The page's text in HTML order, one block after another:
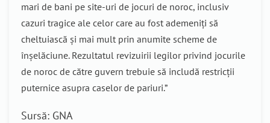
mari de bani pe site-uri de jocuri de noroc, inclusiv
cazuri tragice ale celor care au fost ademeniți să
cheltuiască și mai mult prin anumite scheme de
înșelăciune. Rezultatul revizuirii legilor privind jocurile
de noroc de către guvern trebuie să includă restricții
puternice asupra caselor de pariuri.”
Sursă: GNA